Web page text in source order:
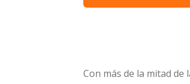
Con más de la mitad